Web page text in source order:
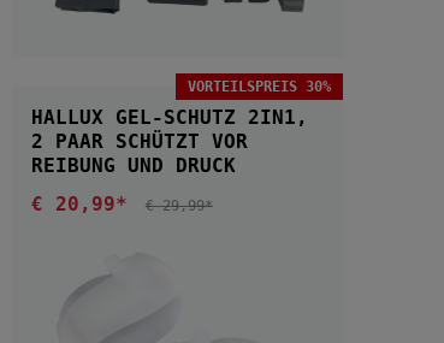
IN DEN WARENKORB
VORTEILSPREIS 30%
HALLUX GEL-SCHUTZ 2IN1,
2 PAAR SCHÜTZT VOR
REIBUNG UND DRUCK
Verkaufspreis:
€ 20,99* REGULÄRER PREIS:
€ 29,99*